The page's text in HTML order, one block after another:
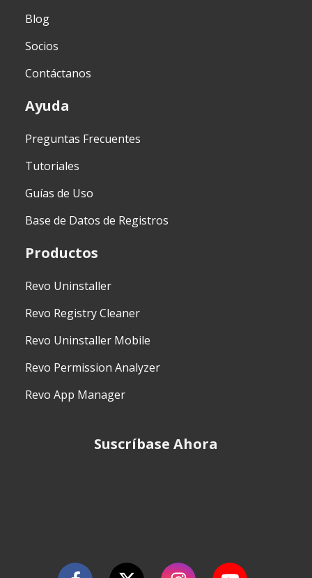
Blog
Socios
Contáctanos
Ayuda
Preguntas Frecuentes
Tutoriales
Guías de Uso
Base de Datos de Registros
Productos
Revo Uninstaller
Revo Registry Cleaner
Revo Uninstaller Mobile
Revo Permission Analyzer
Revo App Manager
Suscríbase Ahora